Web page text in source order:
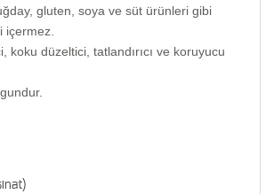
gluten, soya ve süt ürünleri gibi
içermez.
koku düzeltici, tatlandırıcı ve koruyucu